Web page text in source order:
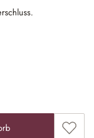
Wert ein oder
Zum